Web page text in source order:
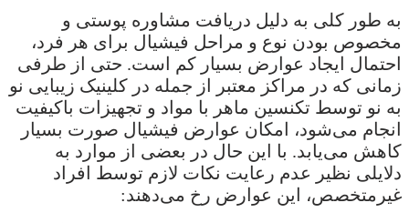
به طور کلی به دلیل دریافت مشاوره پوستی و
مخصوص بودن نوع و مراحل فیشیال برای هر فرد،
احتمال ایجاد عوارض بسیار کم است. حتی از طرفی
زمانی که در مراکز معتبر از جمله در کلینیک زیبایی نو
به نو توسط تکنسین ماهر با مواد و تجهیزات باکیفیت
انجام می‌شود، امکان عوارض فیشیال صورت بسیار
کاهش می‌یابد. با این حال در بعضی از موارد به
دلایلی نظیر عدم رعایت نکات لازم توسط افراد
غیرمتخصص، این عوارض رخ می‌دهند: